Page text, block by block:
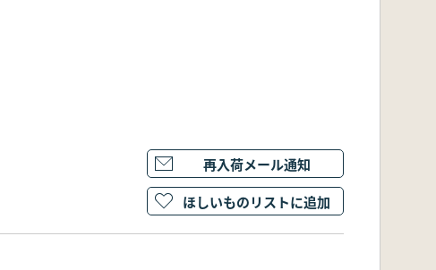
再入荷メール通知
ほしいものリストに追加